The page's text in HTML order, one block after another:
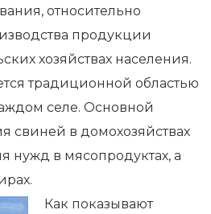
относительно
продукции
хозяйствах населения.
традиционной областью
селе. Основной
свиней в домохозяйствах
нужд в мясопродуктах, а
Как показывают